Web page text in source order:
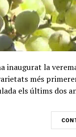
inaugurat la
més
els últims dos